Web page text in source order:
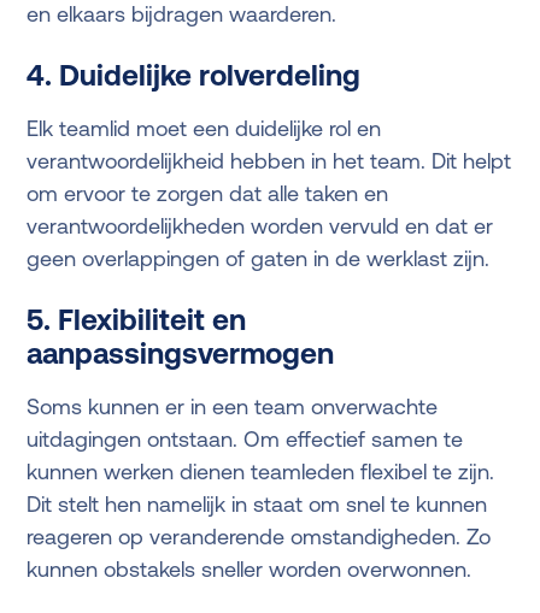
en elkaars bijdragen waarderen.
4. Duidelijke rolverdeling
Elk teamlid moet een duidelijke rol en
verantwoordelijkheid hebben in het team. Dit helpt
om ervoor te zorgen dat alle taken en
verantwoordelijkheden worden vervuld en dat er
geen overlappingen of gaten in de werklast zijn.
5. Flexibiliteit en
aanpassingsvermogen
Soms kunnen er in een team onverwachte
uitdagingen ontstaan. Om effectief samen te
kunnen werken dienen teamleden flexibel te zijn.
Dit stelt hen namelijk in staat om snel te kunnen
reageren op veranderende omstandigheden. Zo
kunnen obstakels sneller worden overwonnen.